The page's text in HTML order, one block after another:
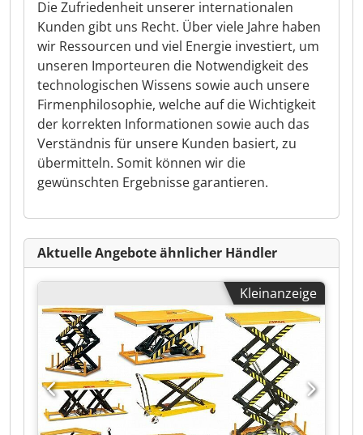
Die Zufriedenheit unserer internationalen
Kunden gibt uns Recht. Über viele Jahre haben
wir Ressourcen und viel Energie investiert, um
unseren Importeuren die Notwendigkeit des
technologischen Wissens sowie auch unsere
Firmenphilosophie, welche auf die Wichtigkeit
der korrekten Informationen sowie auch das
Verständnis für unsere Kunden basiert, zu
übermitteln. Somit können wir die
gewünschten Ergebnisse garantieren.
Aktuelle Angebote ähnlicher Händler
Kleinanzeige